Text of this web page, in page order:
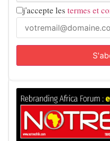
j'accepte les termes et